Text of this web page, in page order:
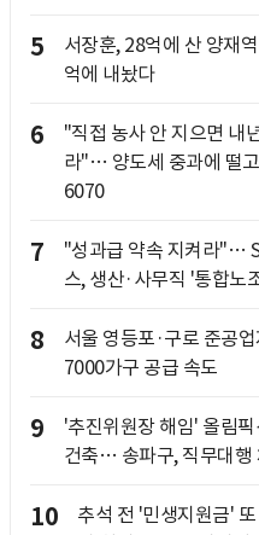
5
서장훈, 28억에 산 양재
억에 내놨다
6
"직접 농사 안 지으면 내
라"… 양도세 중과에 떨
6070
7
"성과급 약속 지켜라"…
스, 생산·사무직 '통합노
8
서울 영등포·구로 준공
7000가구 공급 속도
9
'추진위원장 해임' 올림픽
건축… 송파구, 직무대행
10
추석 전 '민생지원금'